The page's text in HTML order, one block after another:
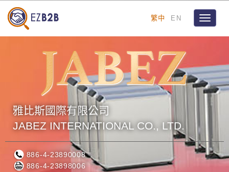
繁中 EN
Toggle
雅比斯國際有限公司
JABEZ INTERNATIONAL CO., LTD.
886-4-23890008
886-4-23898006